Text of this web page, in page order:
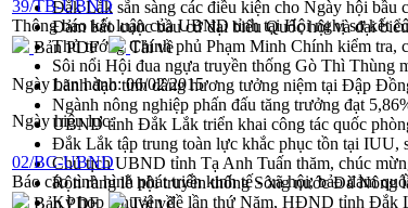
Đắk Lắk sẵn sàng các điều kiện cho Ngày hội
Đảm bảo cuộc bầu cử đại biểu Quốc hội và đại
Thủ tướng Chính phủ Phạm Minh Chính kiểm tra,
Sôi nổi Hội đua ngựa truyền thống Gò Thì Thùng
Lãnh đạo tỉnh dâng hương tưởng niệm tại Đập
Ngành nông nghiệp phấn đấu tăng trưởng đạt
UBND tỉnh Đắk Lắk triển khai công tác quốc
Đắk Lắk tập trung toàn lực khắc phục tồn tại IUU,
Chủ tịch UBND tỉnh Tạ Anh Tuấn thăm, chúc
Rộn ràng lễ hội truyền thống Sông nước Đà Nông
Kỳ họp Chuyên đề lần thứ Năm, HĐND tỉnh Đắk
39/TB-UBND
Thông báo kết luận của UBND tỉnh tại Hội nghị sơ kết
Bản PDF
Tải về
Ngày ban hành:06/02/2015
Ngày hiệu lực:
02/BC-UBND
Báo cáo tình hình phát triển kinh tế - xã hội, bảo đảm
Bản PDF
Tải về